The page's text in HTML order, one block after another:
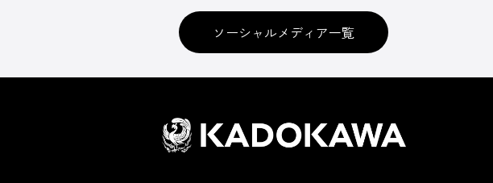
ソーシャルメディア一覧